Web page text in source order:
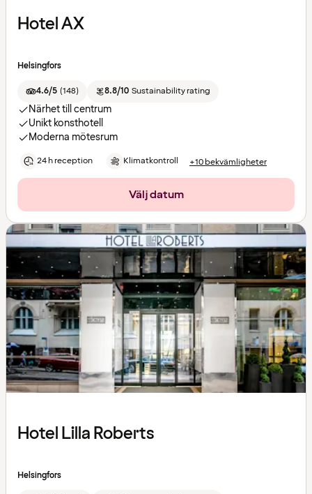
Hotel AX
Helsingfors
4.6/5 (148) 8.8/10 Sustainability rating
Närhet till centrum
Unikt konsthotell
Moderna mötesrum
24 h reception Klimatkontroll +10 bekvämligheter
Välj datum
Hotel Lilla Roberts
Helsingfors